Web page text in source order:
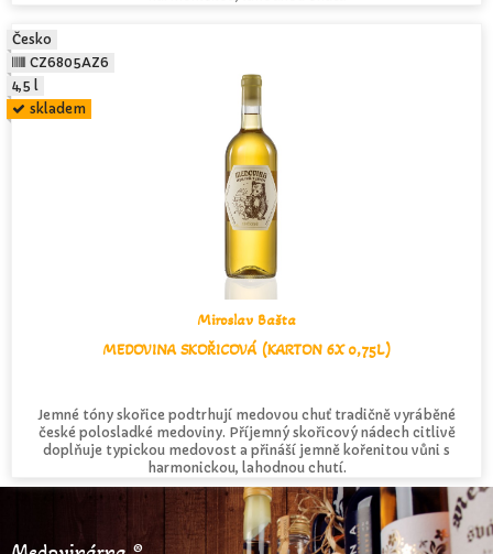
Miroslav Bašta
MEDOVINA SKOŘICOVÁ (KARTON 6X 0,75L)
Jemné tóny skořice podtrhují medovou chuť tradičně vyráběné
české polosladké medoviny. Příjemný skořicový nádech citlivě
doplňuje typickou medovost a přináší jemně kořenitou vůni s
harmonickou, lahodnou chutí.
Česko
CZ6805AZ6
4,5 l
skladem